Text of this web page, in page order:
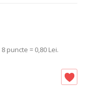
8 puncte = 0,80 Lei.